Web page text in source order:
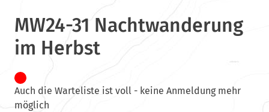
MW24-31 Nachtwanderung
im Herbst
Auch die Warteliste ist voll - keine Anmeldung mehr
möglich